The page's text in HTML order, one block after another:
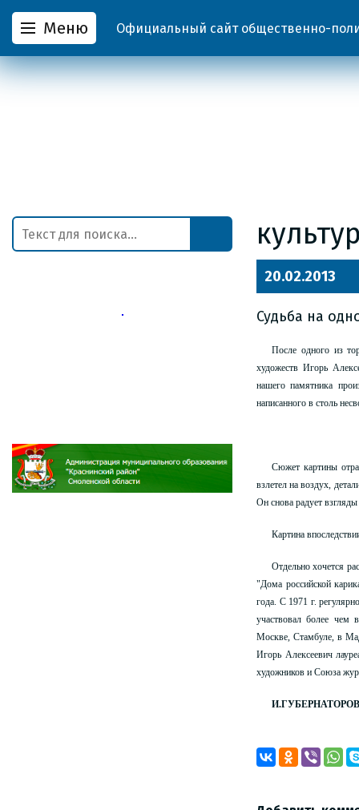
Меню Официальный сайт общественно-
20.02.2013
Судьба на
После одного из
художеств Игорь
нашего памятника
написанного в столь
Сюжет картины
взлетел на воздух,
Он снова радует
Картина
Отдельно хочется
"Дома российской
года. С 1971 г.
участвовал более чем
Москве, Стамбуле, в
Игорь Алексеевич
художников и Союза